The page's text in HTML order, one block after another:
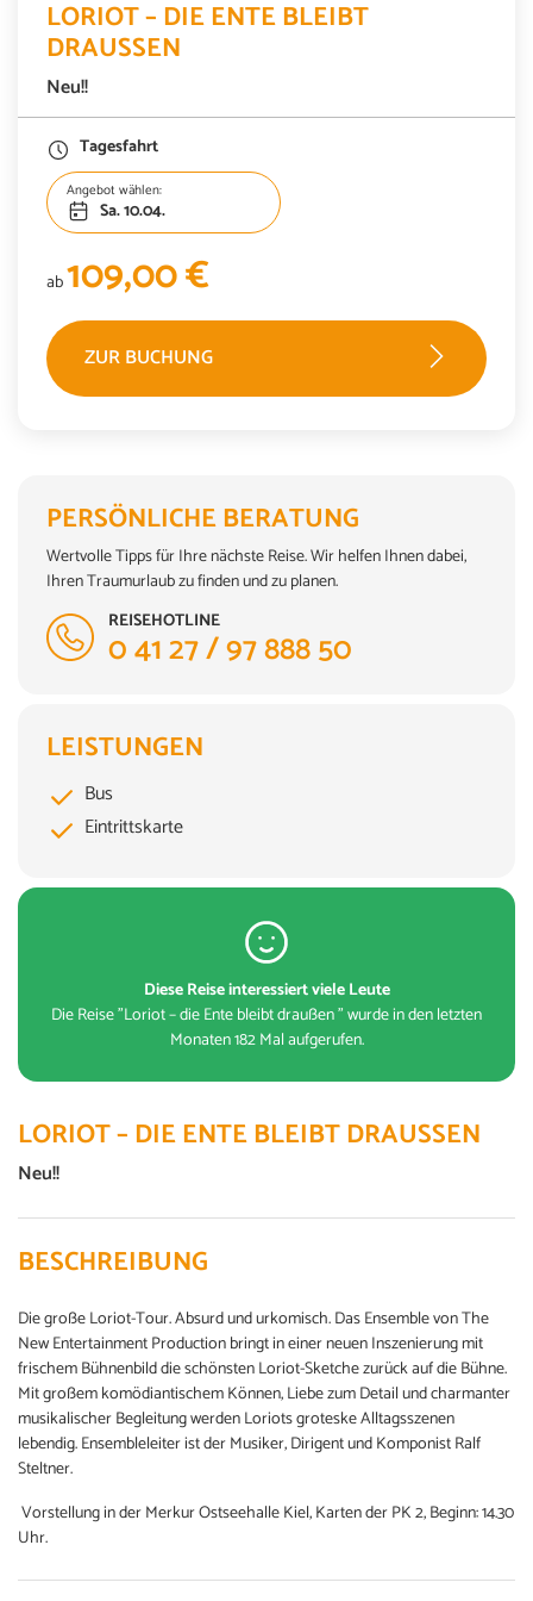
LORIOT – DIE ENTE BLEIBT
DRAUSSEN
Neu!!
Tagesfahrt
Angebot wählen:
Sa. 10.04.
ab109,00 €
ZUR BUCHUNG
LORIOT – DIE ENTE BLEIBT DRAUSSEN
Neu!!
BESCHREIBUNG
Die große Loriot-Tour. Absurd und urkomisch. Das Ensemble von The
New Entertainment Production bringt in einer neuen Inszenierung mit
frischem Bühnenbild die schönsten Loriot-Sketche zurück auf die Bühne.
Mit großem komödiantischem Können, Liebe zum Detail und charmanter
musikalischer Begleitung werden Loriots groteske Alltagsszenen
lebendig. Ensembleleiter ist der Musiker, Dirigent und Komponist Ralf
Steltner.
Vorstellung in der Merkur Ostseehalle Kiel, Karten der PK 2, Beginn: 14.30
Uhr.
PERSÖNLICHE BERATUNG
Wertvolle Tipps für Ihre nächste Reise. Wir helfen Ihnen dabei,
Ihren Traumurlaub zu finden und zu planen.
REISEHOTLINE
0 41 27 / 97 888 50
LEISTUNGEN
Bus
Eintrittskarte
Diese Reise interessiert viele Leute
Die Reise "Loriot – die Ente bleibt draußen " wurde in den letzten
Monaten 182 Mal aufgerufen.